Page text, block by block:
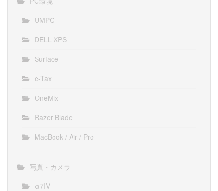
UMPC
DELL XPS
Surface
e-Tax
OneMix
Razer Blade
MacBook / Air / Pro
写真・カメラ
α7IV